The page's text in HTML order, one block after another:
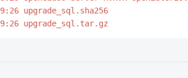
upgrade_sql.sha256
upgrade_sql.tar.gz